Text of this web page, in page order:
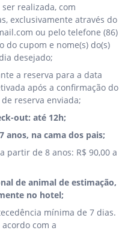
realizada, com
exclusivamente através do
ou pelo telefone (86)
do cupom e nome(s) do(s)
desejado;
a reserva para a data
após a confirmação do
reserva enviada;
out: até 12h;
anos, na cama dos pais;
partir de 8 anos: R$ 90,00 a
de animal de estimação,
no hotel;
mínima de 7 dias.
com a